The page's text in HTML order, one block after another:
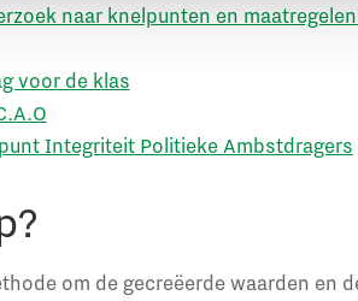
naar knelpunten en
voor de klas
Integriteit Politieke Ambstdragers
om de gecreëerde waarden en